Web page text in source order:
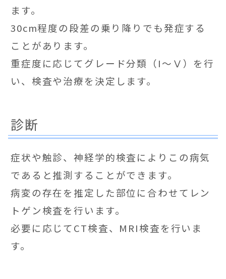
ます。
30cm程度の段差の乗り降りでも発症する
ことがあります。
重症度に応じてグレード分類（I〜Ⅴ）を行
い、検査や治療を決定します。
診断
症状や触診、神経学的検査によりこの病気
であると推測することができます。
病変の存在を推定した部位に合わせてレン
トゲン検査を行います。
必要に応じてCT検査、MRI検査を行いま
す。